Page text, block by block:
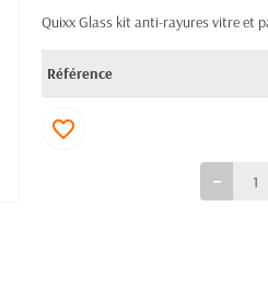
Quixx Glass kit anti-rayures vitre et
Référence
favorite_border